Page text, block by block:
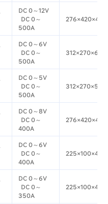
DC 0～12V
DC 0～
500A
276×420×498
DC 0～6V
DC 0～
500A
312×270×613
DC 0～5V
DC 0～
500A
312×270×501
DC 0～8V
DC 0～
400A
276×420×498
DC 0～6V
DC 0～
400A
225×100×433
DC 0～6V
DC 0～
350A
225×100×433